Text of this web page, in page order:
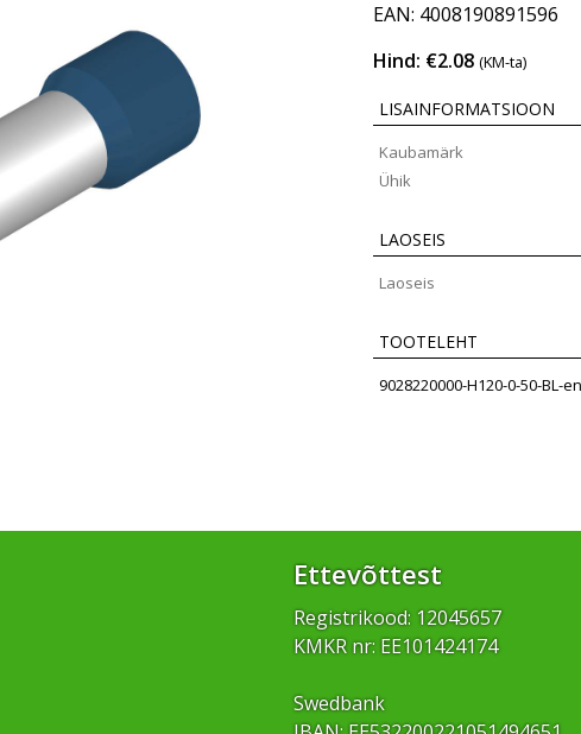
EAN: 4008190891596
Hind: €2.08(KM-ta)
LISAINFORMATSIOON
Kaubamärk
Ühik
LAOSEIS
Laoseis
TOOTELEHT
9028220000-H120-0-50-BL-
Ettevõttest
Registrikood: 12045657
KMKR nr: EE101424174
Swedbank